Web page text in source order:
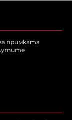
примката